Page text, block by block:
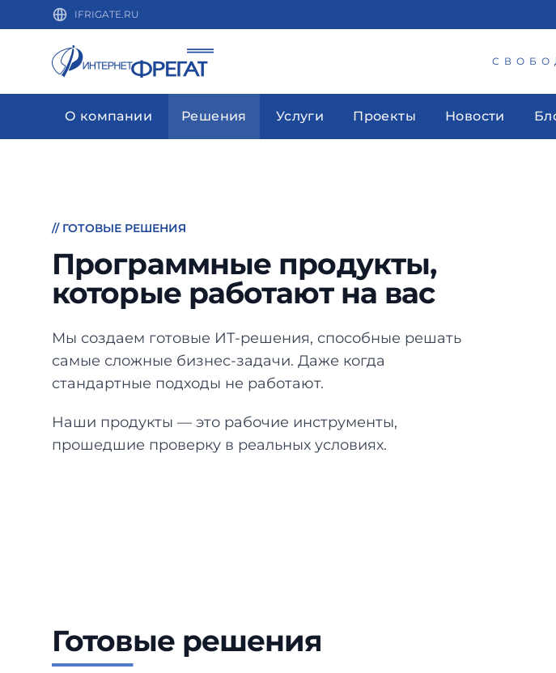
IFRIGATE.RU
О компании Решения Услуги Проекты Новости
// ГОТОВЫЕ РЕШЕНИЯ
Программные продукты,
которые работают на вас
Мы создаем готовые ИТ-решения, способные решать
самые сложные бизнес-задачи. Даже когда
стандартные подходы не работают.
Наши продукты — это рабочие инструменты,
прошедшие проверку в реальных условиях.
Готовые решения